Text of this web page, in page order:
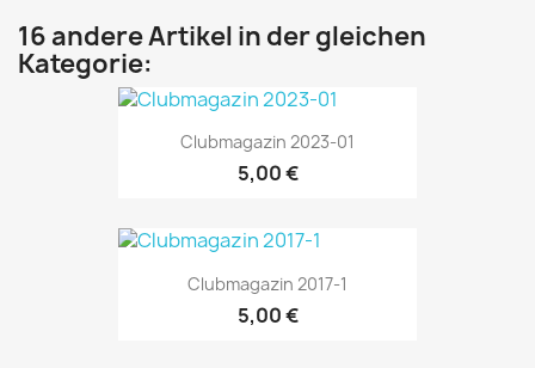
16 andere Artikel in der gleichen
Kategorie:
Clubmagazin 2023-01
5,00 €
Clubmagazin 2017-1
5,00 €